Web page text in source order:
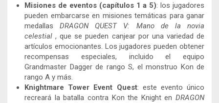
Misiones de eventos (capítulos 1 a 5): los jugadores
pueden embarcarse en misiones temáticas para ganar
medallasDRAGON QUEST V: Mano de la novia
celestial , que se pueden canjear por una variedad de
artículos emocionantes. Los jugadores pueden obtener
recompensas especiales, incluido el equipo
Grandmaster Dagger de rango S, el monstruo Kon de
rango A y más.
Knightmare Tower Event Quest: este evento único
recreará la batalla contra Kon the Knight en DRAGON